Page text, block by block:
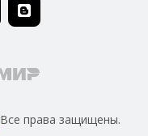
Все права защищены.